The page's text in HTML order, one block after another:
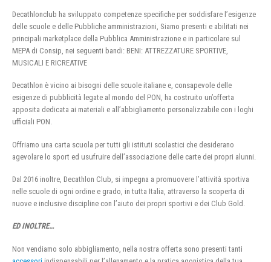
Decathlonclub ha sviluppato competenze specifiche per soddisfare l’esigenze
delle scuole e delle Pubbliche amministrazioni, Siamo presenti e abilitati nei
principali marketplace della Pubblica Amministrazione e in particolare sul
MEPA di Consip, nei seguenti bandi: BENI: ATTREZZATURE SPORTIVE,
MUSICALI E RICREATIVE
Decathlon è vicino ai bisogni delle scuole italiane e, consapevole delle
esigenze di pubblicità legate al mondo del PON, ha costruito un’offerta
apposita dedicata ai materiali e all’abbigliamento personalizzabile con i loghi
ufficiali PON.
Offriamo una carta scuola per tutti gli istituti scolastici che desiderano
agevolare lo sport ed usufruire dell’associazione delle carte dei propri alunni.
Dal 2016 inoltre, Decathlon Club, si impegna a promuovere l’attività sportiva
nelle scuole di ogni ordine e grado, in tutta Italia, attraverso la scoperta di
nuove e inclusive discipline con l’aiuto dei propri sportivi e dei Club Gold.
ED INOLTRE…
Non vendiamo solo abbigliamento, nella nostra offerta sono presenti tanti